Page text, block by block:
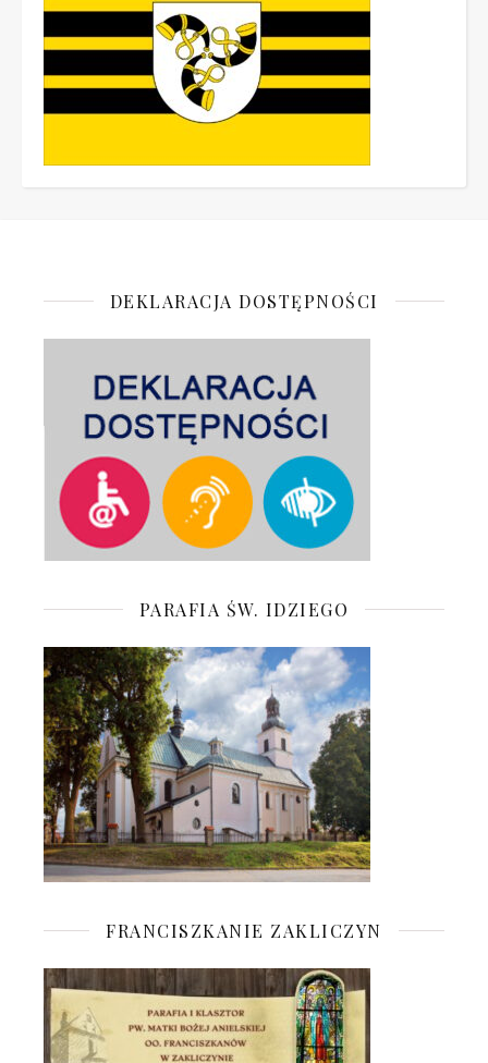
DEKLARACJA DOSTĘPNOŚCI
PARAFIA ŚW. IDZIEGO
FRANCISZKANIE ZAKLICZYN